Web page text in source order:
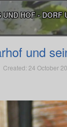
UND HOF - DORF
und
Created: 24 October